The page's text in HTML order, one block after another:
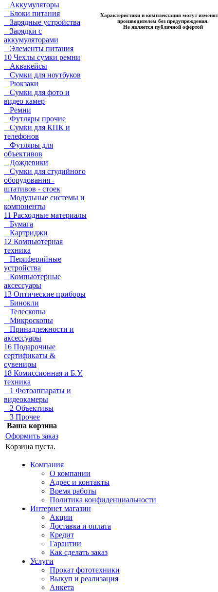
Аккумуляторы
Блоки питания
Зарядные устройства
Зарядки с
аккумуляторами
Элементы питания
10 Чехлы сумки ремни
Аквакейсы
Сумки для ноутбуков
Рюкзаки
Сумки для фото и
видео камер
Ремни
Футляры прочие
Сумки для КПК и
телефонов
Футляры для
объективов
Дождевики
Сумки для студийного
оборудования -
штативов - стоек
Модульные системы и
компоненты
11 Расходные материалы
Бумага
Картриджи
12 Компьютерная
техника
Периферийные
устройства
Компьютерные
аксессуары
13 Оптические приборы
Бинокли
Телескопы
Микроскопы
Принадлежности и
аксессуары
16 Подарочные
сертификаты &
сувениры
18 Комиссионная и Б.У.
техника
1 Фотоаппараты и
видеокамеры
2 Объективы
3 Прочее
Ваша корзина
Оформить заказ
Корзина пуста.
Характеристики и комплектация могут
производителем без предупреждения.
Не является публичной офертой
Компания
О компании
Адрес и контакты
Время работы
Политика конфиденциальности
Интернет магазин
Акции
Доставка и оплата
Кредит
Гарантии
Как сделать заказ
Услуги
Прокат фототехники
Выкуп и реализация
Анкета